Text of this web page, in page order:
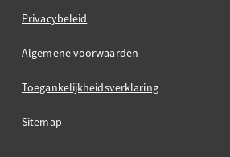
Privacybeleid
Algemene voorwaarden
Toegankelijkheidsverklaring
Sitemap